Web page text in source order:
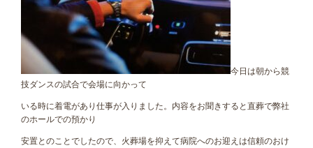
今日は朝から競
技ダンスの試合で会場に向かって
いる時に着電があり仕事が入りました。内容をお聞きすると直葬で弊社
のホールでの預かり
安置とのことでしたので、火葬場を抑えて病院へのお迎えは信頼のおけ